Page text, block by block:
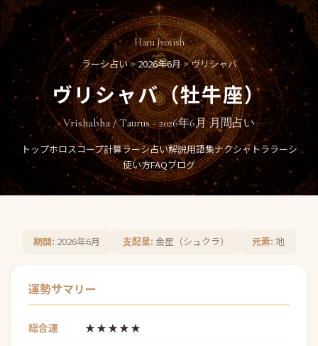
Haru Jyotish
ラーシ占い>2026年6月> ヴリシャバ
ヴリシャバ（牡牛座）
Vrishabha / Taurus - 2026年6月 月間占い
トップホロスコープ計算ラーシ占い解説用語集ナクシャトララーシ
使い方FAQブログ
期間: 2026年6月 支配星: 金星（シュクラ） 元素: 地
運勢サマリー
総合運
★★★★★